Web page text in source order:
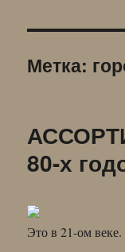
Метка:
80-х
Это в 21-ом